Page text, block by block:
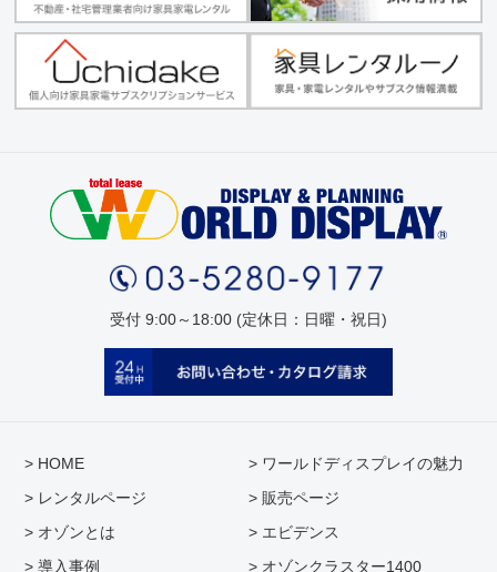
受付 9:00～18:00 (定休日：日曜・祝日)
> HOME
> ワールドディスプレイの魅力
> レンタルページ
> 販売ページ
> オゾンとは
> エビデンス
> 導入事例
> オゾンクラスター1400